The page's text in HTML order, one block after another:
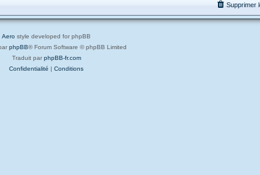
Supprimer
Aero style developed for phpBB
phpBB® Forum Software © phpBB Limited
Traduit par phpBB-fr.com
Confidentialité | Conditions